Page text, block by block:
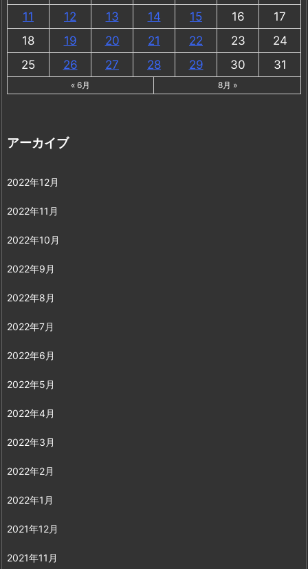
11
12 13 14 15 16
17
18
19 20 21 22 23
24
25
26 27 28 29 30 31
« 6月 8月 »
アーカイブ
2022年12月
2022年11月
2022年10月
2022年9月
2022年8月
2022年7月
2022年6月
2022年5月
2022年4月
2022年3月
2022年2月
2022年1月
2021年12月
2021年11月